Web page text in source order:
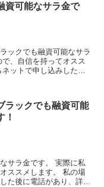
資可能なサラ金で
ックでも融資可能なサラ
、自信を持ってオスス
ットで申し込みした後
ラックでも融資可能
！
サラ金です。 実際に私
ススメします。 私の場
た後に電話があり、詳細